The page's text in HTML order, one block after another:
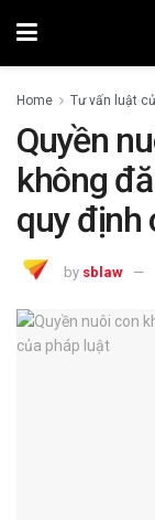
Home Tư vấn luật
Quyền
không
quy định
by sblaw